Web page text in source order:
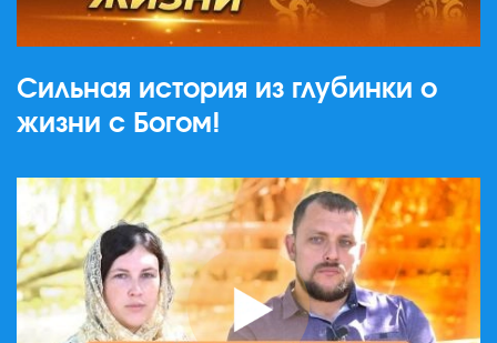
Сильная история из глубинки о
жизни с Богом!